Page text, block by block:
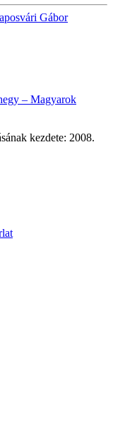
Gábor
– Magyarok
kezdete: 2008.